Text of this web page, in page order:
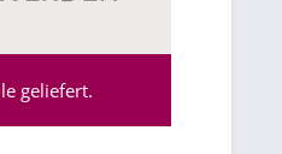
geliefert.